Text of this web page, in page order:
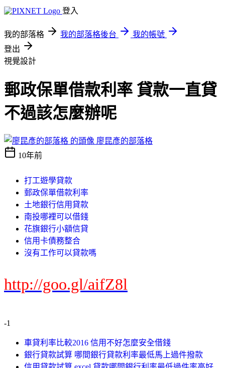
登入
我的部落格 我的部落格後台
我的帳號
登出
視覺設計
郵政保單借款利率 貸款一直貸
不過該怎麼辦呢
廖昆彥的部落格
10年前
打工遊學貸款
郵政保單借款利率
土地銀行信用貸款
南投哪裡可以借錢
花旗銀行小額信貸
信用卡債務整合
沒有工作可以貸款嗎
http://goo.gl/aifZ8l
-1
車貸利率比較2016 信用不好怎麼安全借錢
銀行貸款試算 哪間銀行貸款利率最低馬上過件撥款